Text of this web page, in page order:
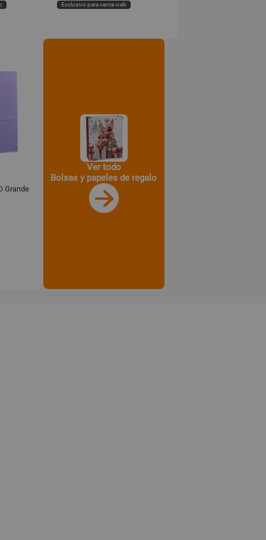
Exclusivo para venta web
Grande
Ver todo
Bolsas y papeles de regalo